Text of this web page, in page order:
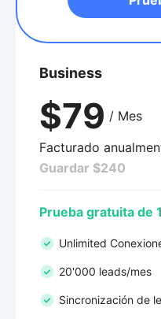
Business
$79 / Mes
Facturado
Guardar $240
Prueba gratuita de
Unlimited
20'000 leads/mes
Sincronización de